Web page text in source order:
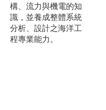
構、流力與機電的知
識，並養成整體系統
分析、設計之海洋工
程專業能力。